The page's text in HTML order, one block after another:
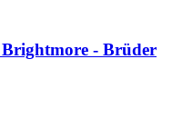
- Brüder